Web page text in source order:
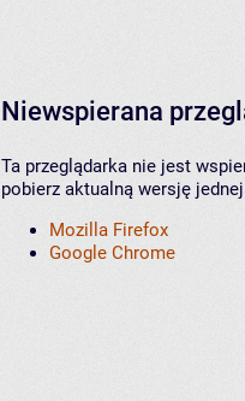
Niewspierana
Ta przeglądarka nie jest
pobierz aktualną wersję
Mozilla Firefox
Google Chrome